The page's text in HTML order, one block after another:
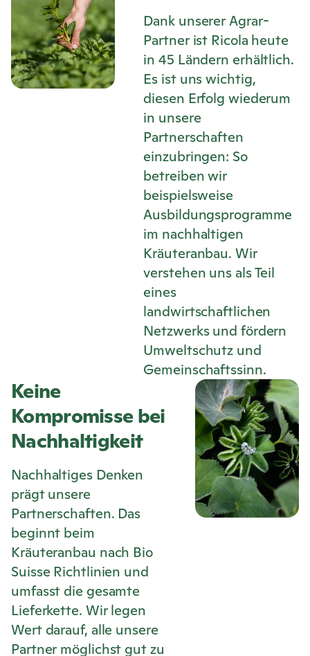
Dank unserer Agrar-
Partner ist Ricola heute
in 45 Ländern erhältlich.
Es ist uns wichtig,
diesen Erfolg wiederum
in unsere
Partnerschaften
einzubringen: So
betreiben wir
beispielsweise
Ausbildungsprogramme
im nachhaltigen
Kräuteranbau. Wir
verstehen uns als Teil
eines
landwirtschaftlichen
Netzwerks und fördern
Umweltschutz und
Gemeinschaftssinn.
Keine
Kompromisse bei
Nachhaltigkeit
Nachhaltiges Denken
prägt unsere
Partnerschaften. Das
beginnt beim
Kräuteranbau nach Bio
Suisse Richtlinien und
umfasst die gesamte
Lieferkette. Wir legen
Wert darauf, alle unsere
Partner möglichst gut zu